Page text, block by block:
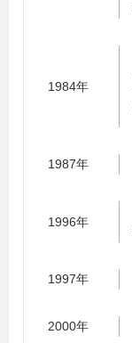
1984年
1987年
1996年
1997年
2000年